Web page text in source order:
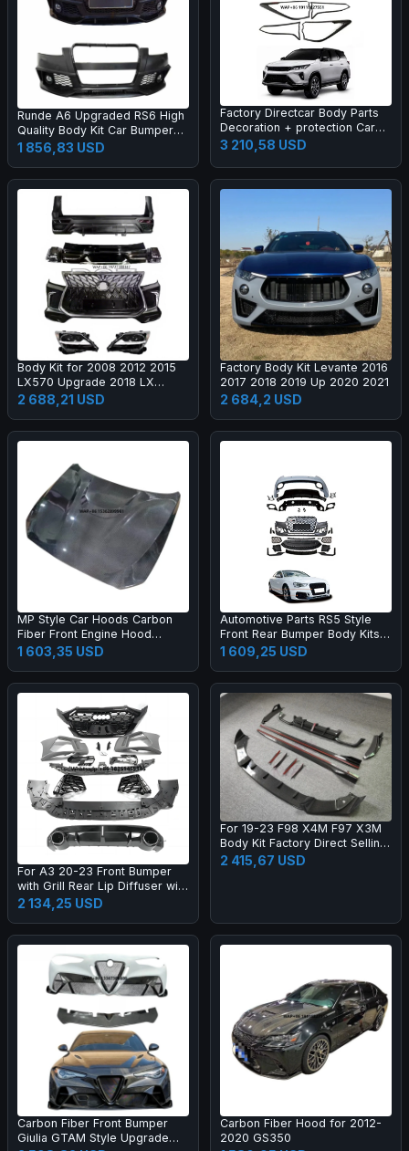
Runde A6 Upgraded RS6 High
Quality Body Kit Car Bumper
Grille Rear Lips Tail Throat Tail
Wing Manufacturer Direct
1 856,83 USD
Factory Directcar Body Parts
Decoration + protection Car
Body Parts Car Accessories
3 210,58 USD
Body Kit for 2008 2012 2015
LX570 Upgrade 2018 LX
Super Sport Grille Bumper Led
Headlamp Fog Lamp Tail Light
2 688,21 USD
Factory Body Kit Levante 2016
2017 2018 2019 Up 2020 2021
2 684,2 USD
MP Style Car Hoods Carbon
Fiber Front Engine Hood
Bonnet for M2C F87 F22
1 603,35 USD
Automotive Parts RS5 Style
Front Rear Bumper Body Kits
for A5 S5 B8.5 2013-2016
Upgrade 2017-2019 Body Kit
1 609,25 USD
For A3 20-23 Front Bumper
with Grill Rear Lip Diffuser with
Muffler Tip Full RS3 Style
Body Kit
2 134,25 USD
For 19-23 F98 X4M F97 X3M
Body Kit Factory Direct Selling
Carbon Fiber AE Style Front
Bumper Edge Rear Diffuser
2 415,67 USD
Carbon Fiber Front Bumper
Giulia GTAM Style Upgrade
Carbon Fiber Hood for 2012-
2020 GS350